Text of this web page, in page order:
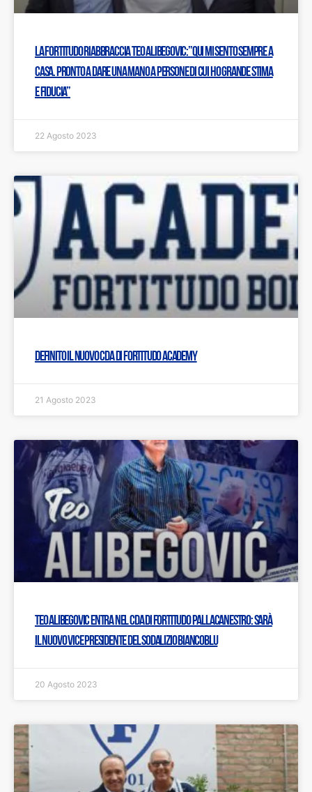
La Fortitudo riabbraccia Teo Alibegovic:”Qui mi sento sempre a
casa. Pronto a dare una mano a persone di cui ho grande stima
e fiducia”
22 Agosto 2023
Definito il nuovo CDA di Fortitudo Academy
21 Agosto 2023
Teo Alibegovic entra nel CDA di Fortitudo Pallacanestro: Sarà
il nuovo Vice Presidente del sodalizio biancoblu
20 Agosto 2023